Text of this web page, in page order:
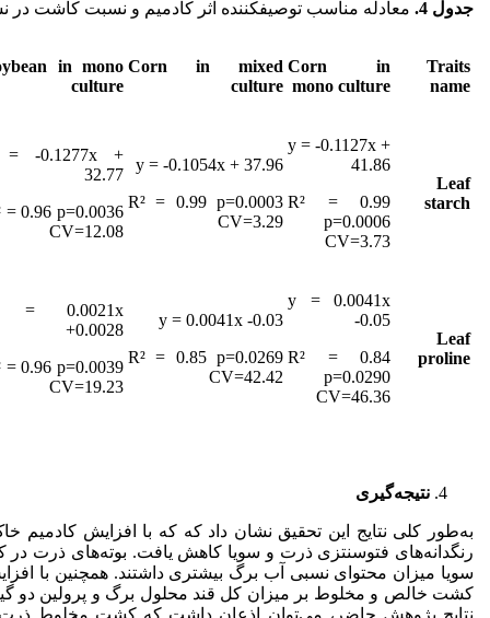
جدول 4 . معادله مناسب توصیف­کننده اثر کادمیم و نسبت کاشت در
Traits
name
Corn in
mono culture
Corn in mixed
culture
in mono
culture
Leaf
starch
y = -0.1127x +
41.86
R² = 0.99
p=0.0006
CV=3.73
y = -0.1054x + 37.96
R² = 0.99 p=0.0003
CV=3.29
-0.1277x +
32.77
= 0.96 p=0.0036
CV=12.08
Leaf
proline
y = 0.0041x
-0.05
R² = 0.84
p=0.0290
CV=46.36
y = 0.0041x -0.03
R² = 0.85 p=0.0269
CV=42.42
= 0.0021x
+0.0028
= 0.96 p=0.0039
CV=19.23
نتیجه‌گیری
به‌طور کلی نتایج این تحقیق نشان داد که که با افزایش
رنگدانه‌های فتوسنتزی ذرت و سویا کاهش یافت. بوته‌های ذرت
سویا میزان محتوای نسبی آب برگ بیشتری داشتند. همچنین با
کشت خالص و مخلوط بر میزان کل قند محلول برگ و پرولین دو